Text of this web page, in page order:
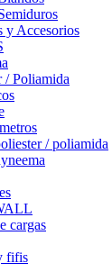
y Accesorios
/ Poliamida
/ poliamida
cargas
fifis